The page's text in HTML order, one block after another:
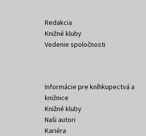
Redakcia
Knižné kluby
Vedenie spoločnosti
Informácie pre kníhkupectvá a
knižnice
Knižné kluby
Naši autori
Kariéra